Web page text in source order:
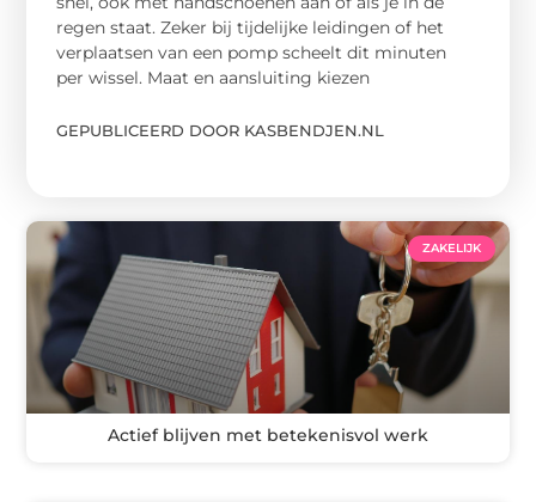
regen staat. Zeker bij tijdelijke leidingen of het
verplaatsen van een pomp scheelt dit minuten
per wissel. Maat en aansluiting kiezen
GEPUBLICEERD DOOR KASBENDJEN.NL
ZAKELIJK
Actief blijven met betekenisvol werk